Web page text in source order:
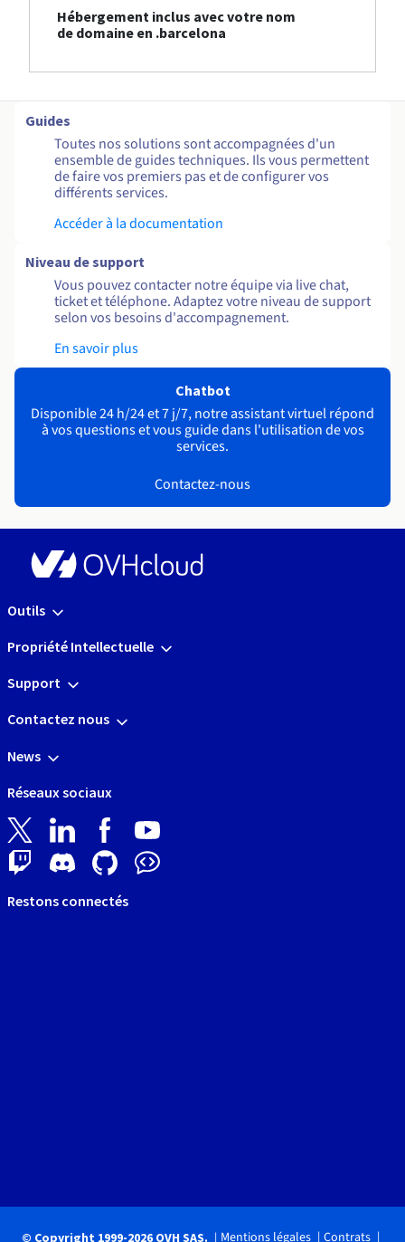
Hébergement inclus avec votre nom
de domaine en .barcelona
Guides
Toutes nos solutions sont accompagnées d'un
ensemble de guides techniques. Ils vous permettent
de faire vos premiers pas et de configurer vos
différents services.
Accéder à la documentation
Niveau de support
Vous pouvez contacter notre équipe via live chat,
ticket et téléphone. Adaptez votre niveau de support
selon vos besoins d'accompagnement.
En savoir plus
Chatbot
Disponible 24 h/24 et 7 j/7, notre assistant virtuel répond
à vos questions et vous guide dans l'utilisation de vos
services.
Contactez-nous
Outils
Propriété Intellectuelle
Support
Contactez nous
News
Réseaux sociaux
Restons connectés
© Copyright 1999-2026 OVH SAS. Mentions légales Contrats